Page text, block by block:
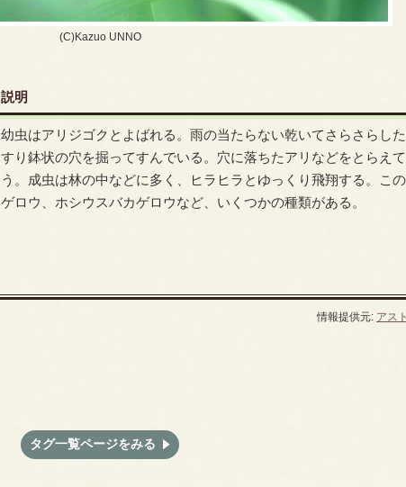
(C)Kazuo UNNO
説明
幼虫はアリジゴクとよばれる。雨の当たらない乾いてさらさらした
すり鉢状の穴を掘ってすんでいる。穴に落ちたアリなどをとらえ
う。成虫は林の中などに多く、ヒラヒラとゆっくり飛翔する。こ
ゲロウ、ホシウスバカゲロウなど、いくつかの種類がある。
情報提供元: アス
タグ一覧ページをみる